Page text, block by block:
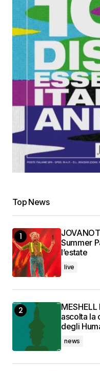
Top News
Summer
l’estate
live
ascolta la
degli
news